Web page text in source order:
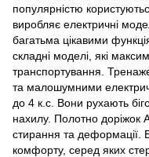
популярністю
виробляє електричні
багатьма цікавими
складні моделі, які
транспортування.
та малошумними
до 4 к.с. Вони рухають
нахилу. Полотно доріжок
стирання та деформації.
комфорту, серед яких